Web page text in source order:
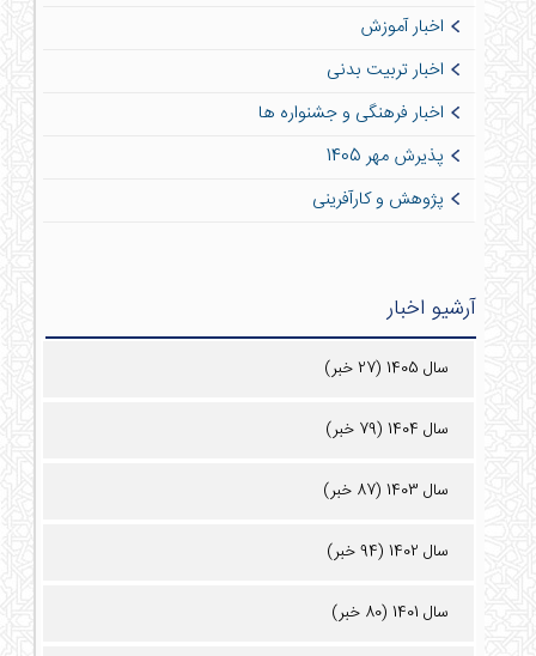
اخبار آموزش
اخبار تربیت بدنی
اخبار فرهنگی و جشنواره ها
پذیرش مهر 1405
پژوهش و کارآفرینی
آرشیو اخبار
سال 1405 (27 خبر)
سال 1404 (79 خبر)
سال 1403 (87 خبر)
سال 1402 (94 خبر)
سال 1401 (80 خبر)